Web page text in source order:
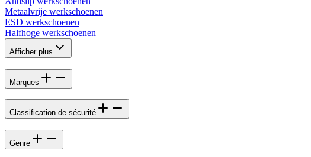
Metaalvrije werkschoenen
ESD werkschoenen
Halfhoge werkschoenen
Afficher plus
Marques
Classification de sécurité
Genre